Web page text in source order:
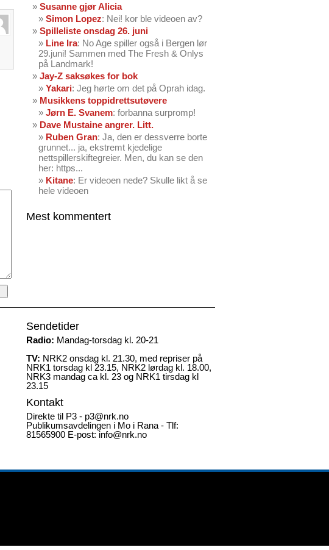
Susanne gjør Alicia
Simon Lopez: Nei! kor ble videoen av?
Spilleliste onsdag 26. juni
Line Ira: No Age spiller også i Bergen lør
29.juni! Sammen med The Fresh & Onlys
på Landmark!
Jay-Z saksøkes for bok
Yakari: Jeg hørte om det på Oprah idag.
Musikkens toppidrettsutøvere
Jørn E. Svanem: forbanna surpromp!
Dave Mustaine angrer. Litt.
Ruben Gran: Ja, den er dessverre borte
grunnet... ja, ekstremt kjedelige
nettspillerskiftegreier. Men, du kan se den
her: https...
Kitane: Er videoen nede? Skulle likt å se
hele videoen
Mest kommentert
Sendetider
Radio: Mandag-torsdag kl. 20-21
TV: NRK2 onsdag kl. 21.30, med repriser på
NRK1 torsdag kl 23.15, NRK2 lørdag kl. 18.00,
NRK3 mandag ca kl. 23 og NRK1 tirsdag kl
23.15
Kontakt
Direkte til P3 - p3@nrk.no
Publikumsavdelingen i Mo i Rana - Tlf:
81565900 E-post: info@nrk.no